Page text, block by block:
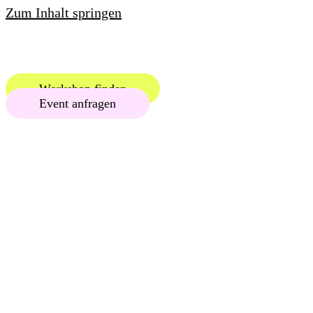
Zum Inhalt springen
Workshop finden
Event anfragen